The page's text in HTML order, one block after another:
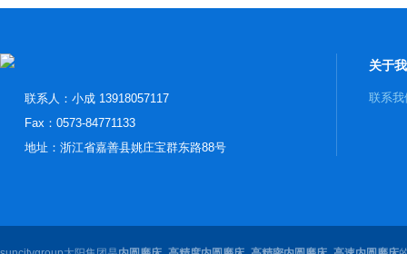
联系人：小成 13918057117
Fax：0573-84771133
地址：浙江省嘉善县姚庄宝群东路88号
关于
联系我